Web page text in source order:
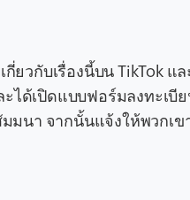
วกับเรื่องนี้บน TikTok แล
ได้เปิดแบบฟอร์มลงทะเบี
มนา จากนั้นแจ้งให้พวกเข